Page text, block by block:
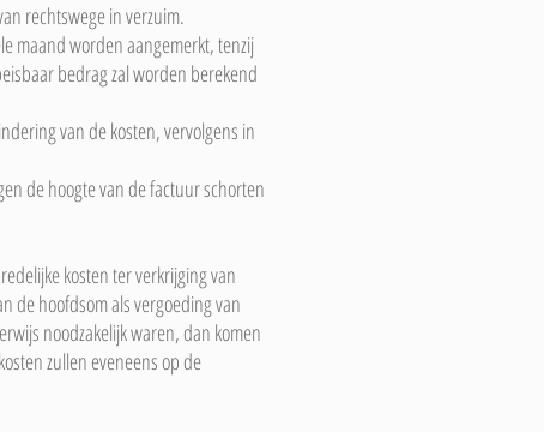
rechtswege in verzuim.
maand worden aangemerkt, tenzij
bedrag zal worden berekend
van de kosten, vervolgens in
de hoogte van de factuur schorten
kosten ter verkrijging van
de hoofdsom als vergoeding van
noodzakelijk waren, dan komen
zullen eveneens op de